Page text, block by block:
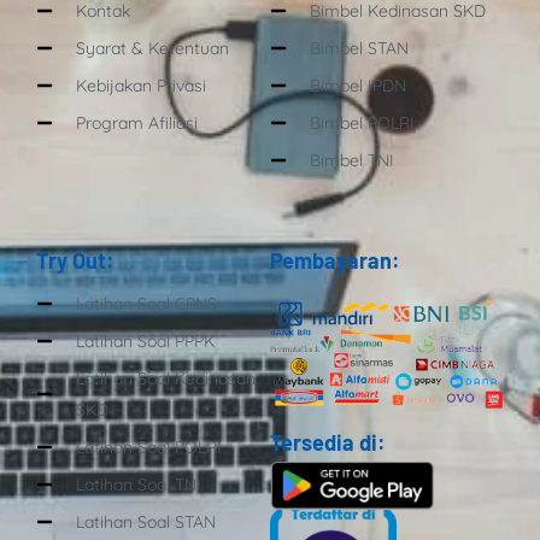
Kontak
Syarat & Ketentuan
Kebijakan Privasi
Program Afiliasi
Bimbel Kedinasan SKD
Bimbel STAN
Bimbel IPDN
Bimbel POLRI
Bimbel TNI
Try Out:
Latihan Soal CPNS
Latihan Soal PPPK
Latihan Soal Kedinasan
SKD
Latihan Soal POLRI
Latihan Soal TNI
Latihan Soal STAN
Pembayaran:
Tersedia di: